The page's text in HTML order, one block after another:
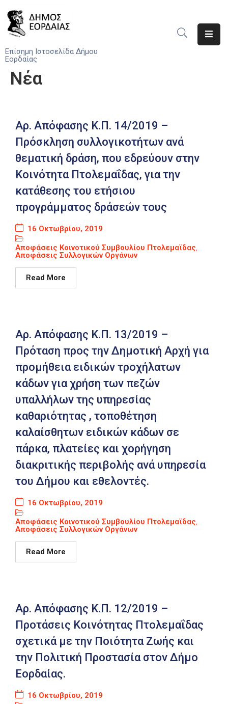
Επίσημη Ιστοσελίδα Δήμου
Εορδαίας
Δήμος
Υπηρεσίες
Του
Δήμου
Προσκλήσεις
Αποφάσεις
Καιρός
Νέα
Αρ. Απόφασης Κ.Π. 14/2019 –
Πρόσκληση συλλογικοτήτων ανά
θεματική δράση, που εδρεύουν στην
Κοινότητα Πτολεμαΐδας, για την
κατάθεσης του ετήσιου
προγράμματος δράσεών τους
16 Οκτωβρίου, 2019
Αποφάσεις Κοινοτικού Συμβουλίου Πτολεμαϊδας,
Αποφάσεις Συλλογικών Οργάνων
Read More
Αρ. Απόφασης Κ.Π. 13/2019 –
Πρόταση προς την Δημοτική Αρχή για
προμήθεια ειδικών τροχήλατων
κάδων για χρήση των πεζών
υπαλλήλων της υπηρεσίας
καθαριότητας , τοποθέτηση
καλαίσθητων ειδικών κάδων σε
πάρκα, πλατείες και χορήγηση
διακριτικής περιβολής ανά υπηρεσία
του Δήμου και εθελοντές.
16 Οκτωβρίου, 2019
Αποφάσεις Κοινοτικού Συμβουλίου Πτολεμαϊδας,
Αποφάσεις Συλλογικών Οργάνων
Read More
Αρ. Απόφασης Κ.Π. 12/2019 –
Προτάσεις Κοινότητας Πτολεμαΐδας
σχετικά με την Ποιότητα Ζωής και
την Πολιτική Προστασία στον Δήμο
Εορδαίας.
16 Οκτωβρίου, 2019